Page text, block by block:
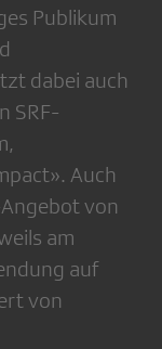
Publikum
dabei auch
SRF-
Auch
von
am
auf
von